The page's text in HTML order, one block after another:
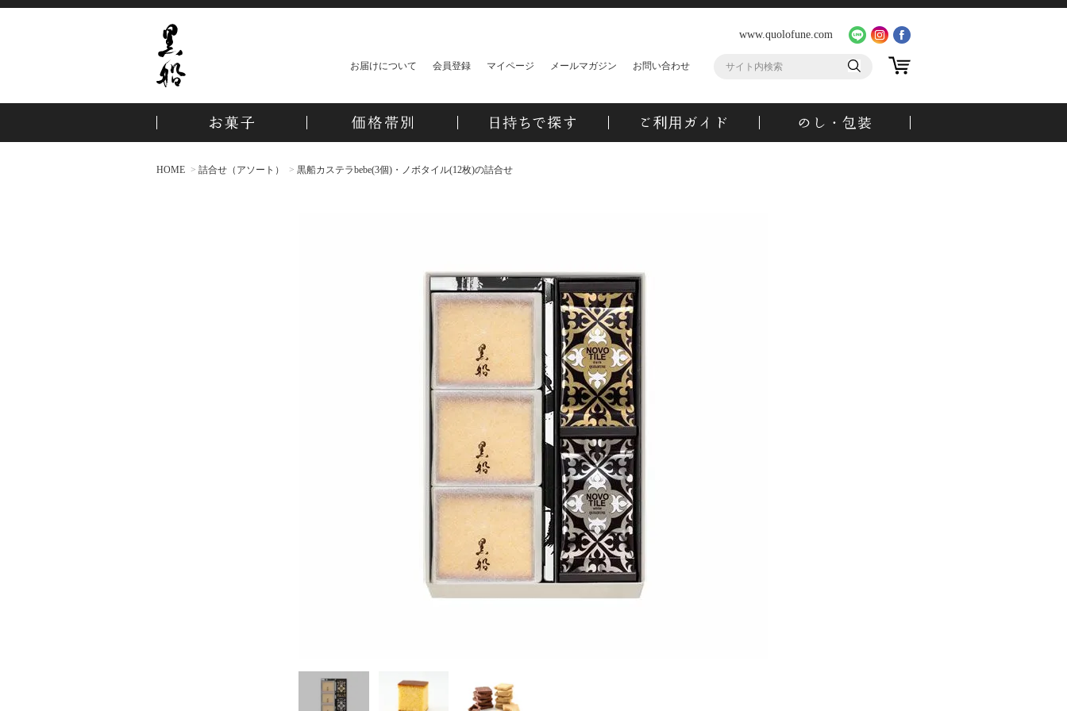
www.quolofune.com
お届けについて 会員登録 マイページ メールマガジン お問い合わせ
HOME 詰合せ（アソート） 黒船カステラbebe(3個)・ノボタイル(12枚)の詰合せ